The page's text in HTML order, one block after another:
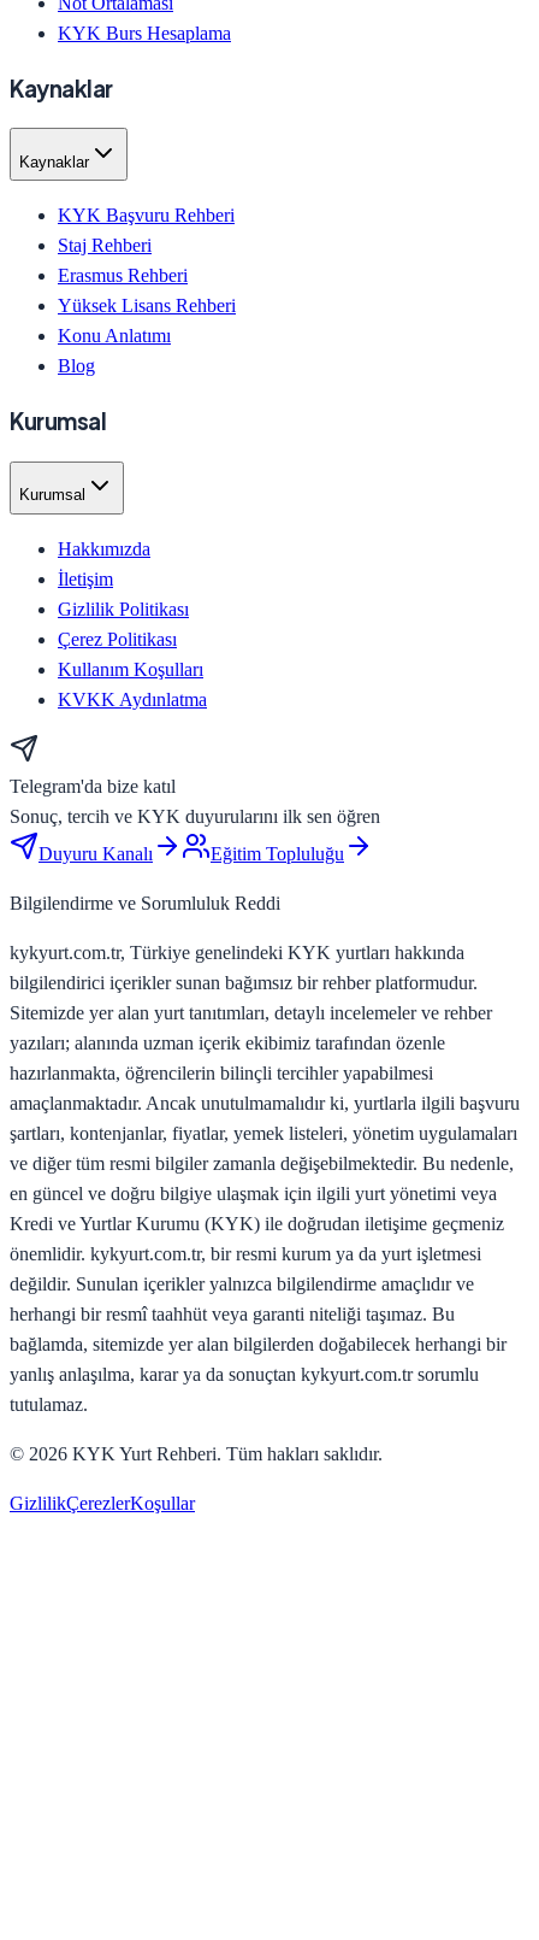
KYK Burs Hesaplama
Kaynaklar
Kaynaklar
KYK Başvuru Rehberi
Staj Rehberi
Erasmus Rehberi
Yüksek Lisans Rehberi
Konu Anlatımı
Blog
Kurumsal
Kurumsal
Hakkımızda
İletişim
Gizlilik Politikası
Çerez Politikası
Kullanım Koşulları
KVKK Aydınlatma
Telegram'da bize katıl
Sonuç, tercih ve KYK duyurularını ilk sen öğren
Duyuru Kanalı
Eğitim Topluluğu
Bilgilendirme ve Sorumluluk Reddi
kykyurt.com.tr, Türkiye genelindeki KYK yurtları hakkında
bilgilendirici içerikler sunan bağımsız bir rehber platformudur.
Sitemizde yer alan yurt tanıtımları, detaylı incelemeler ve rehber
yazıları; alanında uzman içerik ekibimiz tarafından özenle
hazırlanmakta, öğrencilerin bilinçli tercihler yapabilmesi
amaçlanmaktadır. Ancak unutulmamalıdır ki, yurtlarla ilgili başvuru
şartları, kontenjanlar, fiyatlar, yemek listeleri, yönetim uygulamaları
ve diğer tüm resmi bilgiler zamanla değişebilmektedir. Bu nedenle,
en güncel ve doğru bilgiye ulaşmak için ilgili yurt yönetimi veya
Kredi ve Yurtlar Kurumu (KYK) ile doğrudan iletişime geçmeniz
önemlidir. kykyurt.com.tr, bir resmi kurum ya da yurt işletmesi
değildir. Sunulan içerikler yalnızca bilgilendirme amaçlıdır ve
herhangi bir resmî taahhüt veya garanti niteliği taşımaz. Bu
bağlamda, sitemizde yer alan bilgilerden doğabilecek herhangi bir
yanlış anlaşılma, karar ya da sonuçtan kykyurt.com.tr sorumlu
tutulamaz.
© 2026 KYK Yurt Rehberi. Tüm hakları saklıdır.
GizlilikÇerezlerKoşullar